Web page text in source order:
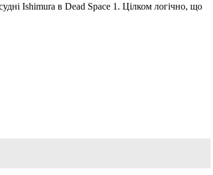
Ishimura в Dead Space 1. Цілком логічно, що